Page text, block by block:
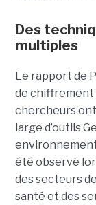
Des
multiples
Le rapport de
de chiffrement
chercheurs ont
large d’outils
été observé
des secteurs
santé et des